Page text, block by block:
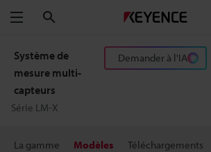
Menu
Système de
mesure multi-
capteurs
Série LM-X
Demander à l'IA
La gamme Modèles Téléchargements